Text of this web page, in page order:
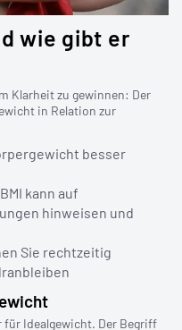
wie gibt er
Klarheit zu gewinnen: Der
in Relation zur
besser
kann auf
hinweisen und
Sie rechtzeitig
für Idealgewicht. Der Begriff